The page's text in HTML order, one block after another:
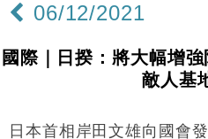
17:33
財經｜滙豐上調香港
16:47
本地｜假冒內地執法
損失近6900萬元
06/12/2021
國際｜日揆：將大幅增
敵人基
日本首相岸田文雄向國會